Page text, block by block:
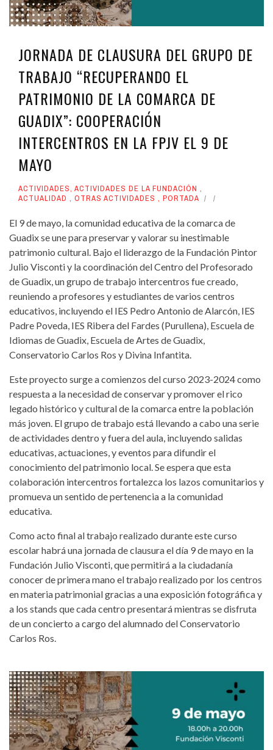
JORNADA DE CLAUSURA DEL GRUPO DE
TRABAJO “RECUPERANDO EL
PATRIMONIO DE LA COMARCA DE
GUADIX”: COOPERACIÓN
INTERCENTROS EN LA FPJV EL 9 DE
MAYO
ACTIVIDADES, ACTIVIDADES DE LA FUNDACIÓN ,
ACTUALIDAD , OTRAS ACTIVIDADES , PORTADA
El 9 de mayo, la comunidad educativa de la comarca de
Guadix se une para preservar y valorar su inestimable
patrimonio cultural. Bajo el liderazgo de la Fundación Pintor
Julio Visconti y la coordinación del Centro del Profesorado
de Guadix, un grupo de trabajo intercentros fue creado,
reuniendo a profesores y estudiantes de varios centros
educativos, incluyendo el IES Pedro Antonio de Alarcón, IES
Padre Poveda, IES Ribera del Fardes (Purullena), Escuela de
Idiomas de Guadix, Escuela de Artes de Guadix,
Conservatorio Carlos Ros y Divina Infantita.
Este proyecto surge a comienzos del curso 2023-2024 como
respuesta a la necesidad de conservar y promover el rico
legado histórico y cultural de la comarca entre la población
más joven. El grupo de trabajo está llevando a cabo una serie
de actividades dentro y fuera del aula, incluyendo salidas
educativas, actuaciones, y eventos para difundir el
conocimiento del patrimonio local. Se espera que esta
colaboración intercentros fortalezca los lazos comunitarios y
promueva un sentido de pertenencia a la comunidad
educativa.
Como acto final al trabajo realizado durante este curso
escolar habrá una jornada de clausura el día 9 de mayo en la
Fundación Julio Visconti, que permitirá a la ciudadanía
conocer de primera mano el trabajo realizado por los centros
en materia patrimonial gracias a una exposición fotográfica y
a los stands que cada centro presentará mientras se disfruta
de un concierto a cargo del alumnado del Conservatorio
Carlos Ros.